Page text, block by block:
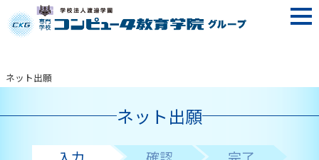
ネット出願
ネット出願